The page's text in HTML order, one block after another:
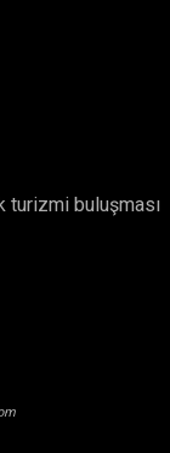
turizmi buluşması